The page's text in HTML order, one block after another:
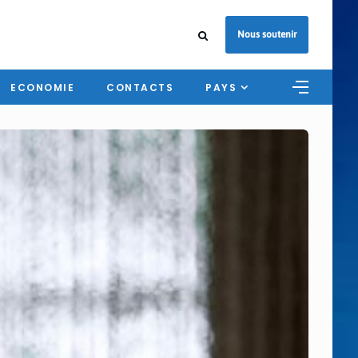
Nous soutenir
ECONOMIE CONTACTS PAYS